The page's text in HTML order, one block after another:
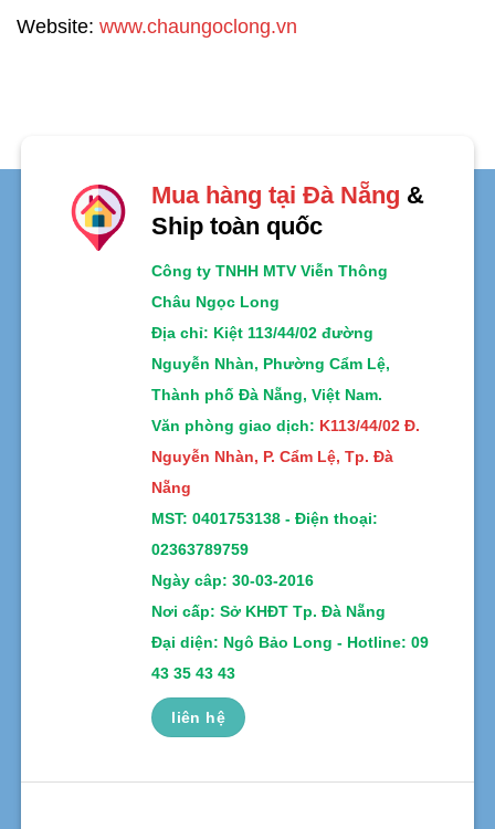
Website: www.chaungoclong.vn
Mua hàng tại Đà Nẵng &
Ship toàn quốc
Công ty TNHH MTV Viễn Thông
Châu Ngọc Long
Địa chỉ: Kiệt 113/44/02 đường
Nguyễn Nhàn, Phường Cẩm Lệ,
Thành phố Đà Nẵng, Việt Nam.
Văn phòng giao dịch: K113/44/02 Đ.
Nguyễn Nhàn, P. Cẩm Lệ, Tp. Đà
Nẵng
MST: 0401753138 - Điện thoại:
02363789759
Ngày câp: 30-03-2016
Nơi cấp: Sở KHĐT Tp. Đà Nẵng
Đại diện: Ngô Bảo Long - Hotline: 09
43 35 43 43
liên hệ